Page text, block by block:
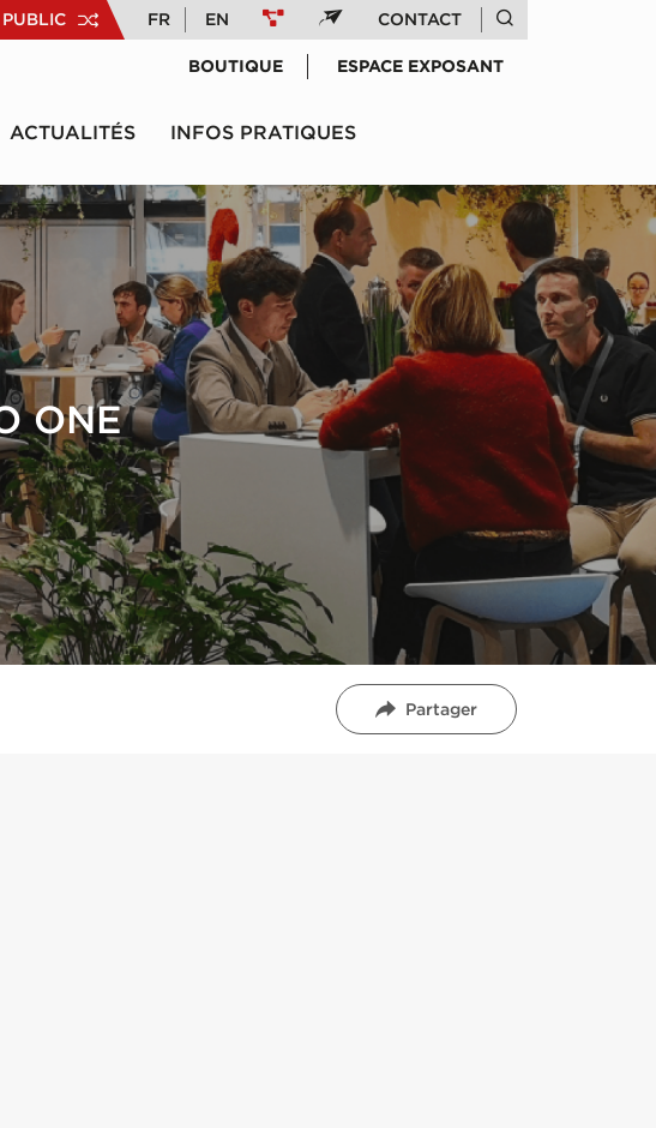
PUBLIC FR EN CONTACT
BOUTIQUE ESPACE EXPOSANT
ACTUALITÉS INFOS PRATIQUES
ONE
Partager